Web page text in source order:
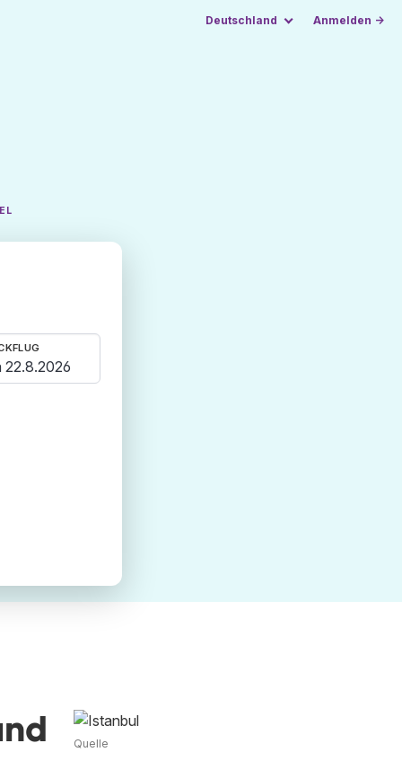
Deutschland Anmelden →
Quelle